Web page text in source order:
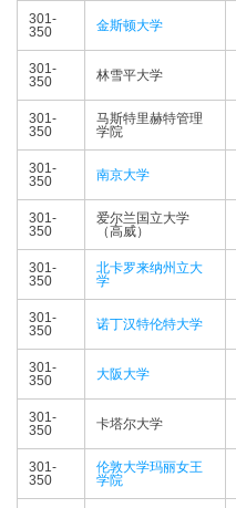
301-
350
金斯顿大学
301-
350
林雪平大学
301-
350
马斯特里赫特管理
学院
301-
350
南京大学
301-
350
爱尔兰国立大学
（高威）
301-
350
北卡罗来纳州立大
学
301-
350
诺丁汉特伦特大学
301-
350
大阪大学
301-
350
卡塔尔大学
301-
350
伦敦大学玛丽女王
学院